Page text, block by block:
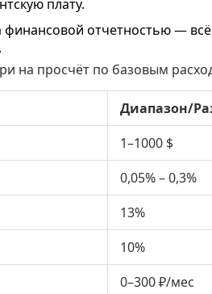
плату.
финансовой отчетностью —
на просчёт по базовым
Диапазон/
1–1000 $
0,05% – 0,3%
13%
10%
0–300 ₽/мес